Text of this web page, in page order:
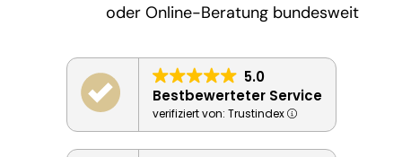
oder Online-Beratung bundesweit
5.0
Bestbewerteter Service
verifiziert von: Trustindex